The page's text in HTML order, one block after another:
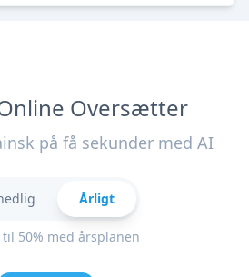
Oversætter
på få sekunder med AI
Årligt
til 50% med årsplanen